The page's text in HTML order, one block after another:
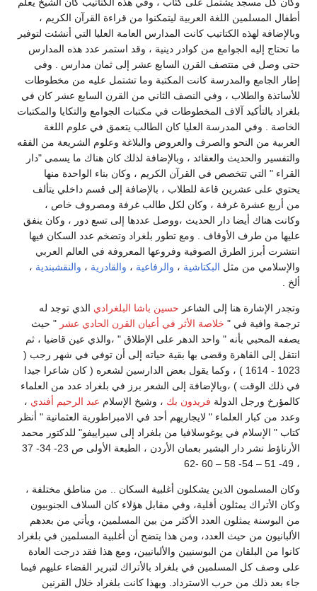
أطفال المسلمين اللغة العربية ليتمكنوا من قراءة القرآن الكريم ،
وبالإضافة لهذه الكتاتيب كانت المدارس العامة العليا التي أنشئت لتوفير
ما تحتاج إليه الجوامع من كوادر دينية ، وقد استمر عدد هذه المدارس
حتى وصل في منتصف القرن السابع عشر إلى ثمان مدارس . وفي
إطار الجامع والمدرسة كانت المكتبة وما تشتمل عليه من مخطوطات
للأساتذة والطلاب ، وفي النصف الثاني من القرن السابع عشر كان في
بلغراد بالتأكيد آلاف المخطوطات في مكتبات الجوامع والتكايا والمكتبات
الخاصة . وفي المدرسة العليا كان الطالب يتعمق في علوم اللغة
العربية من النحو والصرف والعروض والبلاغة وعلوم الشريعة من الفقه
والتفسير والحديث والعقائد ، وبالإضافة لذلك كان هناك ما يسمى "دار
القراء " التي تتخصص في القرآن الكريم ، وكان بناء الواحدة منها
يحتوي على عشرين قاعة للطلاب ، بالإضافة إلى قسم داخلي يتألف
من أربع عشرة غرفة ، وكان لكل طالب غرفة ومصروف خاص ،
وكانت هناك أيضا دار الحديث ،ووصل عددها إلى تسع دور ، وكان ينفق
عليها من طرف الأوقاف . ومع تطور بلغراد وتضخم عدد السكان فيها
انتشرت أبرز الطرق الصوفية وفروعها المعروفة في العالم العربي
والإسلامي من مثل البكتاشية ، والرفاعية ، والقادرية ، والنقشبندية ،
ألخ .
وتجدر الإشارة هنا إلى الشاعر حسين باشا البلغرادي الذي توجد له
ترجمة وافية في " خلاصة الأثر في أعيان القرن الحادي عشر " حيث
يصفه المحبي بأنه " واحد الدهر على الإطلاق " ،والذي عين قاضيا ، ثم
انتقل إلى القاهرة وقضى بها بقية حياته إلى أن توفي في شهر رجب (
1023 - 1614 ) ، وكما يقول بعض الدارسين لشعره ( كان شاعرا جيدا
في ذلك الوقت ) ،وبالإضافة إلى الشعر برز في بلغراد عدد من العلماء
كالمؤرخ ورجل الدولة فريدون بك ، وشيخ الإسلام عبد الرحيم أفندي ،
وعدد من كبار العلماء " لايجاريهم أحد في الامبراطورية العثمانية " أنظر
كتاب " الإسلام في يوغوسلافيا من بلغراد إلى سيراييفو" للدكتور محمد
الأرناؤط نشر دار البشير بعمان الأردن ، الطبعة الأولى ص 23- 34- 37
، 49- 51 – 54- 58 – 60 -62
وكان المسلمون الذين يشكلون أغلبية السكان .. من مناطق مختلفة ،
وكان الأتراك يمثلون أقلية، وفي مقابل هؤلاء كان السلاف الجنوبيون
من البوسنة يمثلون العدد الأكثر من بين المسلمين، ويأتي من بعدهم
الألبانيون من حيث العدد، ومن هذا يتضح أن أغلبية المسلمين في بلغراد
كانوا من البلقان من البوسنيين والألبانيين، ومع هذا فقد درجت العادة
على وصف كل المسلمين في بلغراد بالأتراك لتبرير القضاء عليهم فيما
جاء بعد ذلك من حرب الاسترداد. وبهذا كانت بلغراد خلال القرنين